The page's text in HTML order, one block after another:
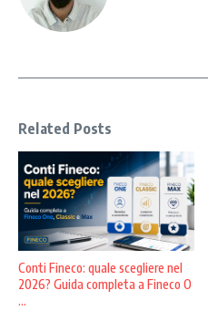
Related Posts
Conti Fineco: quale scegliere nel
2026? Guida completa a Fineco O
...